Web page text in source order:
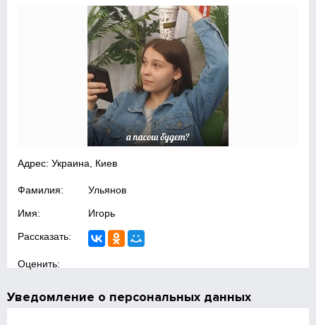
Адрес: Украина, Киев
Фамилия: Ульянов
Имя: Игорь
Рассказать:
Оценить:
Уведомление о персональных данных